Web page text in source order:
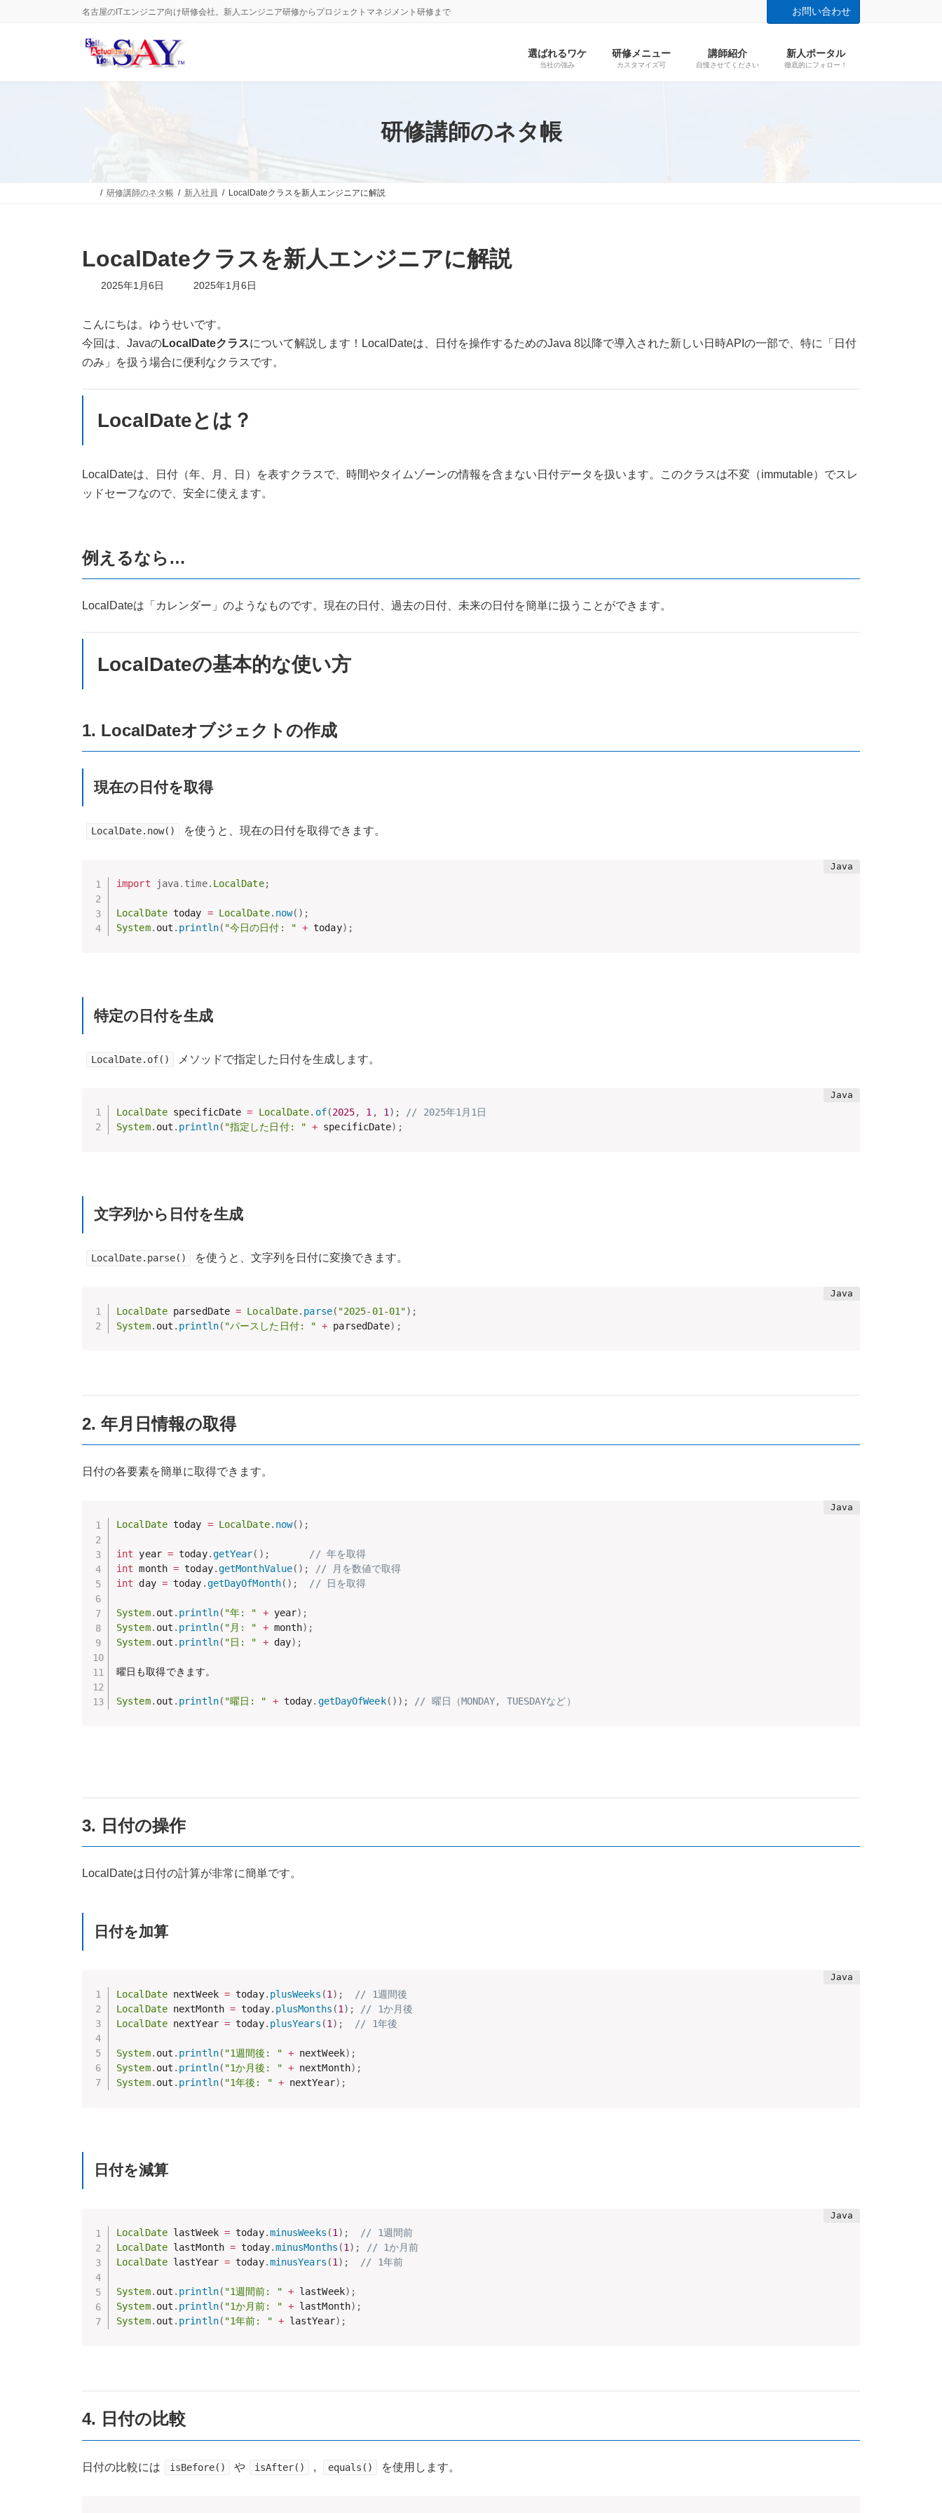
へ
ョ
名古屋のITエンジニア向け研修会社。新人エンジニア研修からプロジェクトマネジメント研修まで お問い合わせ
選ばれるワケ
当社の強み
研修メニュー
カスタマイズ可
講師紹介
自慢させてください
新人ポータル
徹底的にフォロー！
研修講師のネタ帳
研修講師のネタ帳 新入社員 LocalDateクラスを新人エンジニアに解説
LocalDateクラスを新人エンジニアに解説
2025年1月6日
最
新
時
:
2025年1月6日
こんにちは。ゆうせいです。
今回は、JavaのLocalDateクラスについて解説します！LocalDateは、日付を操作するためのJava 8以降で導入された新しい日時APIの一部で、特に「日付
のみ」を扱う場合に便利なクラスです。
LocalDateとは？
LocalDateは、日付（年、月、日）を表すクラスで、時間やタイムゾーンの情報を含まない日付データを扱います。このクラスは不変（immutable）でスレ
ッドセーフなので、安全に使えます。
例えるなら…
LocalDateは「カレンダー」のようなものです。現在の日付、過去の日付、未来の日付を簡単に扱うことができます。
LocalDateの基本的な使い方
1. LocalDateオブジェクトの作成
現在の日付を取得
LocalDate.now() を使うと、現在の日付を取得できます。
import java. time. LocalDate;
LocalDate today = LocalDate. now( ) ;
System. out . println( "今日の日付: " + today) ;
特定の日付を生成
LocalDate.of() メソッドで指定した日付を生成します。
LocalDate specificDate = LocalDate. of(2025, 1 , 1 ) ;
// 2025年1月1日
System. out . println( "指定した日付: " + specificDate) ;
文字列から日付を生成
LocalDate.parse() を使うと、文字列を日付に変換できます。
LocalDate parsedDate = LocalDate. parse( "2025-01-01") ;
System. out . println( "パースした日付: " + parsedDate) ;
2. 年月日情報の取得
日付の各要素を簡単に取得できます。
LocalDate today = LocalDate. now( ) ;
int year = today.getYear( ) ;
// 年を取得
int month = today.getMonthValue( ) ;
// 月を数値で取得
int day = today .getDayOfMonth( ) ; // 日を取得
System. out . println( "年: " + year) ;
System. out . println( "月: " + month) ;
System. out . println( "日: " + day) ;
曜日も取得できます。
System. out . println( "曜日: " + today. getDayOfWeek( ) ) ; // 曜日（MONDAY, TUESDAYなど）
3. 日付の操作
LocalDateは日付の計算が非常に簡単です。
日付を加算
LocalDate nextWeek = today. plusWeeks (1 ) ;
// 1週間後
LocalDate nextMonth = today. plusMonths (1 ) ;
// 1か月後
LocalDate nextYear = today. plusYears (1 ) ; // 1年後
System. out . println( "1週間後: " + nextWeek) ;
System. out . println( "1か月後: " + nextMonth) ;
System. out . println( "1年後: " + nextYear) ;
日付を減算
LocalDate lastWeek = today.minusWeeks (1) ;
// 1週間前
LocalDate lastMonth = today.minusMonths (1) ;
// 1か月前
LocalDate lastYear = today.minusYears (1) ; // 1年前
System. out . println( "1週間前: " + lastWeek) ;
System. out . println( "1か月前: " + lastMonth) ;
System. out . println( "1年前: " + lastYear) ;
4. 日付の比較
日付の比較には isBefore() や isAfter() , equals() を使用します。